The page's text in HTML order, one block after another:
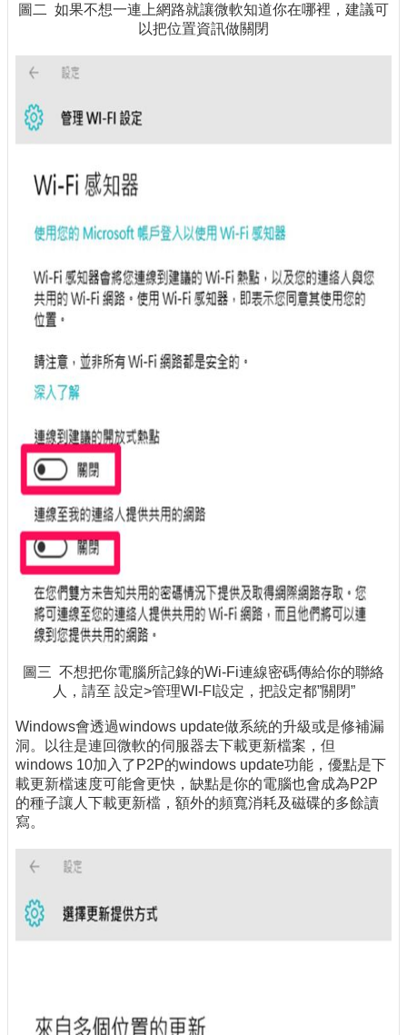
圖二 如果不想一連上網路就讓微軟知道你在哪裡，建議可
以把位置資訊做關閉
圖三 不想把你電腦所記錄的Wi-Fi連線密碼傳給你的聯絡
人，請至 設定>管理WI-FI設定，把設定都”關閉”
Windows會透過windows update做系統的升級或是修補漏
洞。以往是連回微軟的伺服器去下載更新檔案，但
windows 10加入了P2P的windows update功能，優點是下
載更新檔速度可能會更快，缺點是你的電腦也會成為P2P
的種子讓人下載更新檔，額外的頻寬消耗及磁碟的多餘讀
寫。